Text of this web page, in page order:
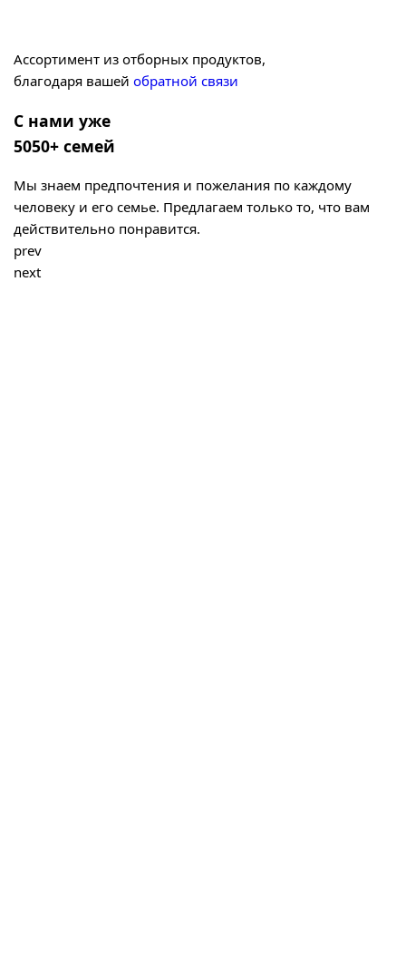
Ассортимент из отборных продуктов,
благодаря вашей обратной связи
С нами уже
5050+ семей
Мы знаем предпочтения и пожелания по каждому
человеку и его семье. Предлагаем только то, что вам
действительно понравится.
prev
next